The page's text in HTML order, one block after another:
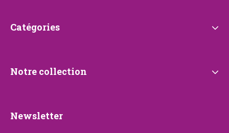
Catégories
Catégories
Notre
Notre collection
Newsletter
Newsletter